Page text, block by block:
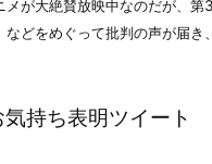
メが大絶賛放映中なのだが、
どをめぐって批判の声が届き
持ち表明ツイート